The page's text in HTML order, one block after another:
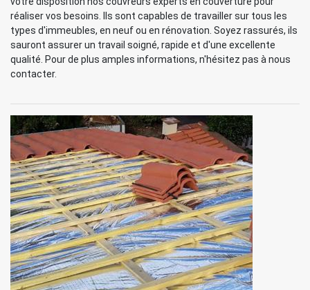
réaliser vos besoins. Ils sont capables de travailler sur tous les
types d'immeubles, en neuf ou en rénovation. Soyez rassurés, ils
sauront assurer un travail soigné, rapide et d'une excellente
qualité. Pour de plus amples informations, n'hésitez pas à nous
contacter.